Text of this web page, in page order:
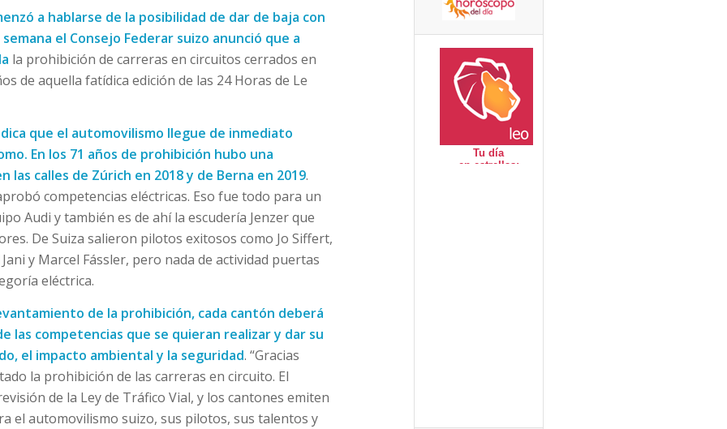
a hablarse de la posibilidad de dar de baja con
el Consejo Federar suizo anunció que a
la prohibición de carreras en circuitos cerrados en
de aquella fatídica edición de las 24 Horas de Le
que el automovilismo llegue de inmediato
En los 71 años de prohibición hubo una
las calles de Zúrich en 2018 y de Berna en 2019.
competencias eléctricas. Eso fue todo para un
Audi y también es de ahí la escudería Jenzer que
De Suiza salieron pilotos exitosos como Jo Siffert,
y Marcel Fássler, pero nada de actividad puertas
eléctrica.
de la prohibición, cada cantón deberá
las competencias que se quieran realizar y dar su
el impacto ambiental y la seguridad. “Gracias
la prohibición de las carreras en circuito. El
de la Ley de Tráfico Vial, y los cantones emiten
el automovilismo suizo, sus pilotos, sus talentos y